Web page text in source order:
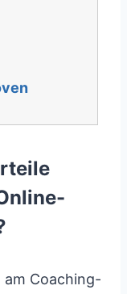
am Coaching-